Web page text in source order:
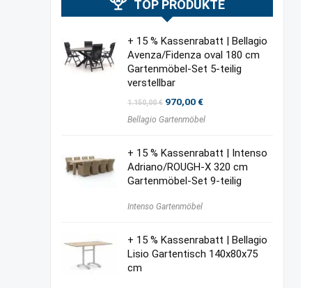
TOP PRODUKTE
+ 15 % Kassenrabatt | Bellagio
Avenza/Fidenza oval 180 cm
Gartenmöbel-Set 5-teilig
verstellbar
1.150,00€ Ursprünglicher
war:
970,00€Aktueller
ist:
Bellagio Gartenmöbel
+ 15 % Kassenrabatt | Intenso
Adriano/ROUGH-X 320 cm
Gartenmöbel-Set 9-teilig
Intenso Gartenmöbel
+ 15 % Kassenrabatt | Bellagio
Lisio Gartentisch 140x80x75
cm